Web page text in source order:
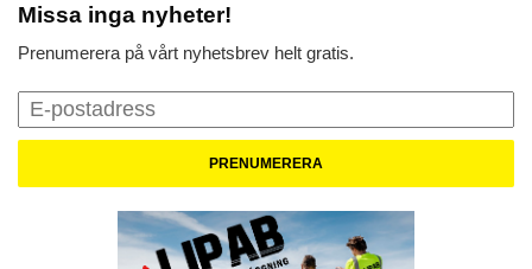
Missa inga nyheter!
Prenumerera på vårt nyhetsbrev helt gratis.